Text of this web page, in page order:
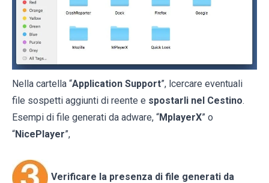
Nella cartella “Application Support”, lcercare eventuali
file sospetti aggiunti di reente e spostarli nel Cestino.
Esempi di file generati da adware, “MplayerX” o
“NicePlayer”,
Verificare la presenza di file generati da